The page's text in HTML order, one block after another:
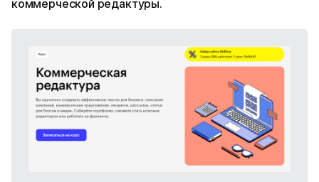
коммерческой редактуры.